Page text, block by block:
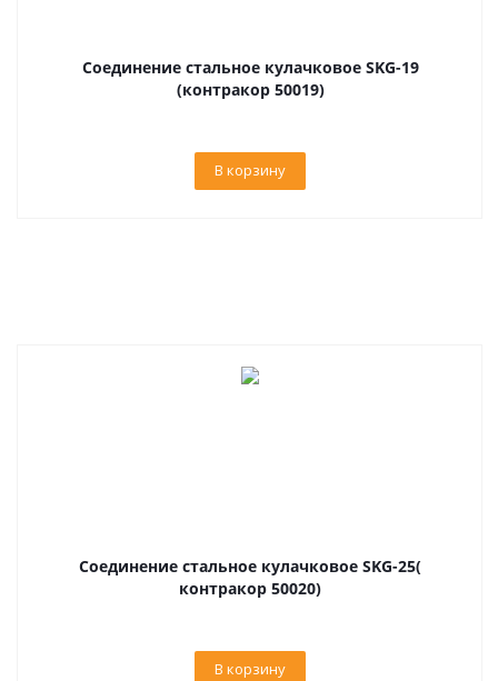
Соединение стальное кулачковое SKG-19
(контракор 50019)
В корзину
Соединение стальное кулачковое SKG-25(
контракор 50020)
В корзину